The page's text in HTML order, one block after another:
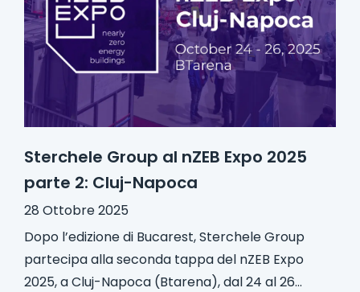
Sterchele Group al nZEB Expo 2025
parte 2: Cluj-Napoca
28 Ottobre 2025
Dopo l’edizione di Bucarest, Sterchele Group
partecipa alla seconda tappa del nZEB Expo
2025, a Cluj-Napoca (Btarena), dal 24 al 26...